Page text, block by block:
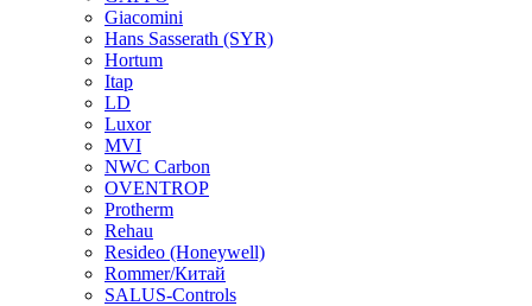
Giacomini
Hans Sasserath (SYR)
Hortum
Itap
LD
Luxor
MVI
NWC Carbon
OVENTROP
Protherm
Rehau
Resideo (Honeywell)
Rommer/Китай
SALUS-Controls